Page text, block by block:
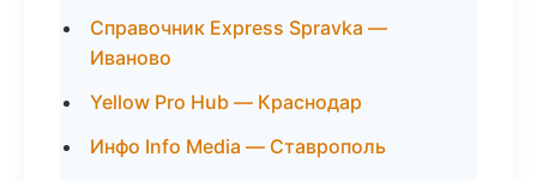
Справочник Express Spravka —
Иваново
Yellow Pro Hub — Краснодар
Инфо Info Media — Ставрополь